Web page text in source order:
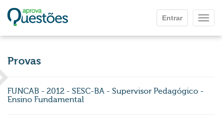
Entrar
Provas
FUNCAB - 2012 - SESC-BA - Supervisor Pedagógico -
Ensino Fundamental